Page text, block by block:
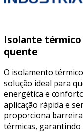
Isolante térmico
quente
O isolamento
solução ideal para
energética e
aplicação rápida e
proporciona
térmicas,